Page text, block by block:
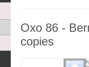
Oxo 86 -
copies